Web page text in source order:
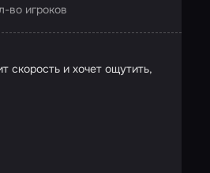
во игроков
скорость и хочет ощутить,